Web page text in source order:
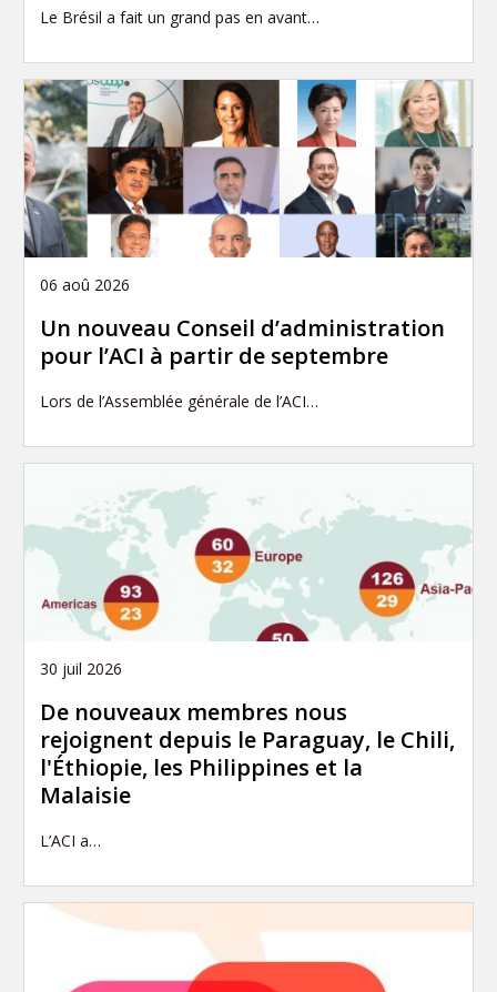
Le Brésil a fait un grand pas en avant…
06 aoû 2026
Un nouveau Conseil d’administration
pour l’ACI à partir de septembre
Lors de l’Assemblée générale de l’ACI…
30 juil 2026
De nouveaux membres nous
rejoignent depuis le Paraguay, le Chili,
l'Éthiopie, les Philippines et la
Malaisie
L’ACI a…